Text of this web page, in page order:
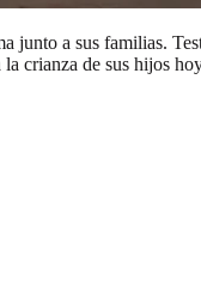
a sus familias.
crianza de sus hijos